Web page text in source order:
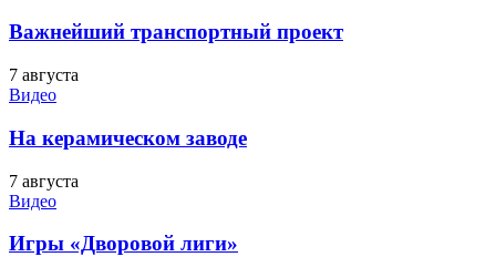
Важнейший транспортный проект
7 августа
Видео
На керамическом заводе
7 августа
Видео
Игры «Дворовой лиги»